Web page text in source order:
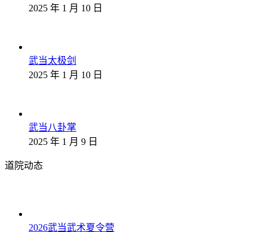
2025 年 1 月 10 日
武当太极剑
2025 年 1 月 10 日
武当八卦掌
2025 年 1 月 9 日
道院动态
2026武当武术夏令营